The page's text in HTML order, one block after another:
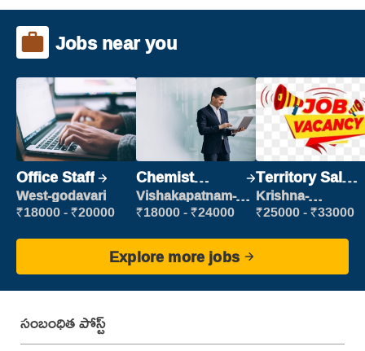
Jobs near you
Office Staff
West-godavari
₹18000 - ₹20000
Chemist
Production
Executive
Vishakapatnam-
new
₹18000 - ₹24000
Territory Sales
Manager
Krishna-
vijayawada
₹25000 - ₹33000
Explore more jobs
సంబంధిత పోస్ట్